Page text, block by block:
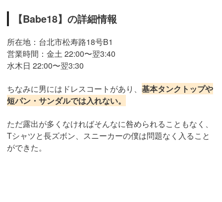
【Babe18】の詳細情報
所在地：台北市松寿路18号B1
営業時間：金土 22:00〜翌3:40
水木日 22:00〜翌3:30
ちなみに男にはドレスコートがあり、 基本タンクトップや
短パン・サンダルでは入れない。
ただ露出が多くなければそんなに咎められることもなく、
Tシャツと長ズボン、スニーカーの僕は問題なく入ること
ができた。